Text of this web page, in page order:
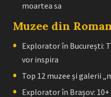
moartea sa
Muzee din
Explorator în București:
vor inspira
Top 12 muzee și galerii
Explorator în Brașov: